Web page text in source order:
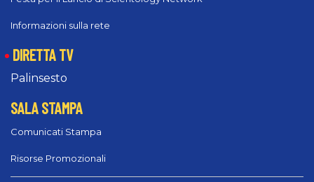
Informazioni sulla rete
DIRETTA TV
Palinsesto
SALA STAMPA
Comunicati Stampa
Risorse Promozionali